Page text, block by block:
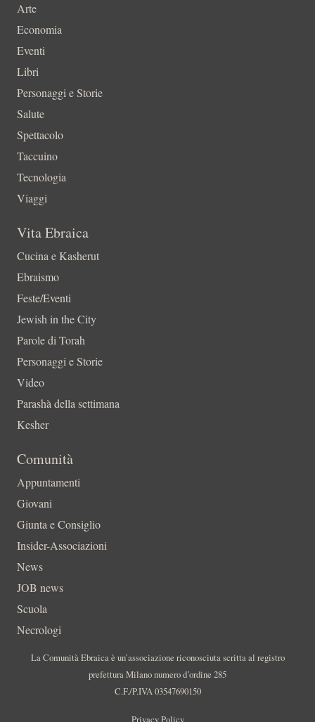
Arte
Economia
Eventi
Libri
Personaggi e Storie
Salute
Spettacolo
Taccuino
Tecnologia
Viaggi
Vita Ebraica
Cucina e Kasherut
Ebraismo
Feste/Eventi
Jewish in the City
Parole di Torah
Personaggi e Storie
Video
Parashà della settimana
Kesher
Comunità
Appuntamenti
Giovani
Giunta e Consiglio
Insider-Associazioni
News
JOB news
Scuola
Necrologi
La Comunità Ebraica è un’associazione riconosciuta scritta al registro
prefettura Milano numero d’ordine 285
C.F./P.IVA 03547690150
Privacy Policy